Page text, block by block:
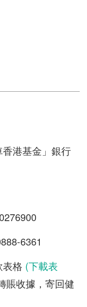
港基金」銀行
6361
格 (下載表
賬收據，寄回健